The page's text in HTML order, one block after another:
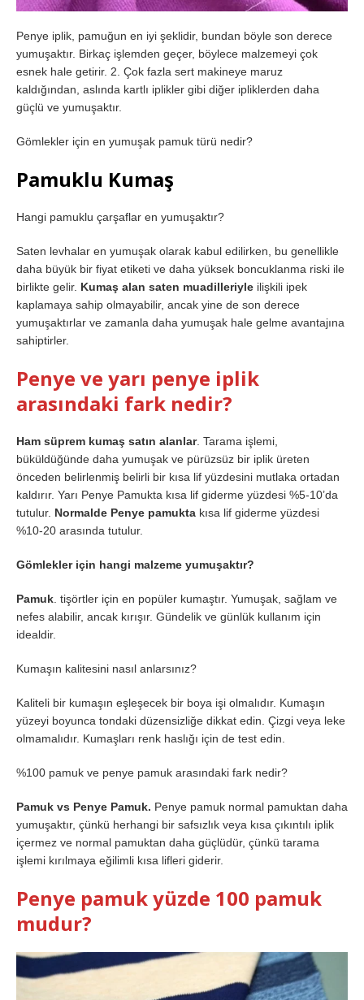
Penye iplik, pamuğun en iyi şeklidir, bundan böyle son derece
yumuşaktır. Birkaç işlemden geçer, böylece malzemeyi çok
esnek hale getirir. 2. Çok fazla sert makineye maruz
kaldığından, aslında kartlı iplikler gibi diğer ipliklerden daha
güçlü ve yumuşaktır.
Gömlekler için en yumuşak pamuk türü nedir?
Pamuklu Kumaş
Hangi pamuklu çarşaflar en yumuşaktır?
Saten levhalar en yumuşak olarak kabul edilirken, bu genellikle
daha büyük bir fiyat etiketi ve daha yüksek boncuklanma riski ile
birlikte gelir. Kumaş alan saten muadilleriyle ilişkili ipek
kaplamaya sahip olmayabilir, ancak yine de son derece
yumuşaktırlar ve zamanla daha yumuşak hale gelme avantajına
sahiptirler.
Penye ve yarı penye iplik
arasındaki fark nedir?
Ham süprem kumaş satın alanlar. Tarama işlemi,
büküldüğünde daha yumuşak ve pürüzsüz bir iplik üreten
önceden belirlenmiş belirli bir kısa lif yüzdesini mutlaka ortadan
kaldırır. Yarı Penye Pamukta kısa lif giderme yüzdesi %5-10’da
tutulur. Normalde Penye pamukta kısa lif giderme yüzdesi
%10-20 arasında tutulur.
Gömlekler için hangi malzeme yumuşaktır?
Pamuk. tişörtler için en popüler kumaştır. Yumuşak, sağlam ve
nefes alabilir, ancak kırışır. Gündelik ve günlük kullanım için
idealdir.
Kumaşın kalitesini nasıl anlarsınız?
Kaliteli bir kumaşın eşleşecek bir boya işi olmalıdır. Kumaşın
yüzeyi boyunca tondaki düzensizliğe dikkat edin. Çizgi veya leke
olmamalıdır. Kumaşları renk haslığı için de test edin.
%100 pamuk ve penye pamuk arasındaki fark nedir?
Pamuk vs Penye Pamuk. Penye pamuk normal pamuktan daha
yumuşaktır, çünkü herhangi bir safsızlık veya kısa çıkıntılı iplik
içermez ve normal pamuktan daha güçlüdür, çünkü tarama
işlemi kırılmaya eğilimli kısa lifleri giderir.
Penye pamuk yüzde 100 pamuk
mudur?